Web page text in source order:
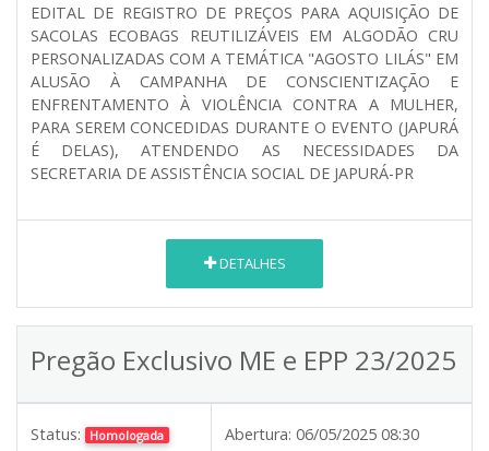
EDITAL DE REGISTRO DE PREÇOS PARA AQUISIÇÃO DE
SACOLAS ECOBAGS REUTILIZÁVEIS EM ALGODÃO CRU
PERSONALIZADAS COM A TEMÁTICA "AGOSTO LILÁS" EM
ALUSÃO À CAMPANHA DE CONSCIENTIZAÇÃO E
ENFRENTAMENTO À VIOLÊNCIA CONTRA A MULHER,
PARA SEREM CONCEDIDAS DURANTE O EVENTO (JAPURÁ
É DELAS), ATENDENDO AS NECESSIDADES DA
SECRETARIA DE ASSISTÊNCIA SOCIAL DE JAPURÁ-PR
DETALHES
Pregão Exclusivo ME e EPP 23/2025
Status: Homologada Abertura: 06/05/2025 08:30